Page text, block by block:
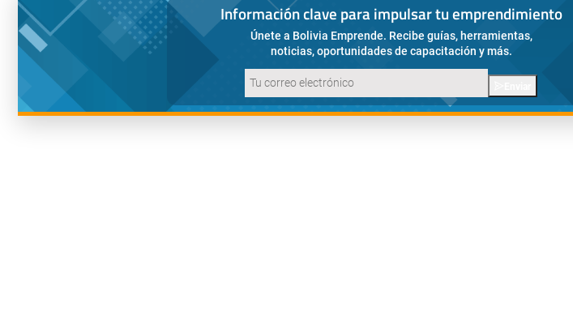
Información clave para impulsar tu emprendimiento
Únete a Bolivia Emprende. Recibe guías, herramientas,
noticias, oportunidades de capacitación y más.